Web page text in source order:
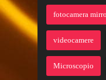
fotocamera
videocamere
Microscopio